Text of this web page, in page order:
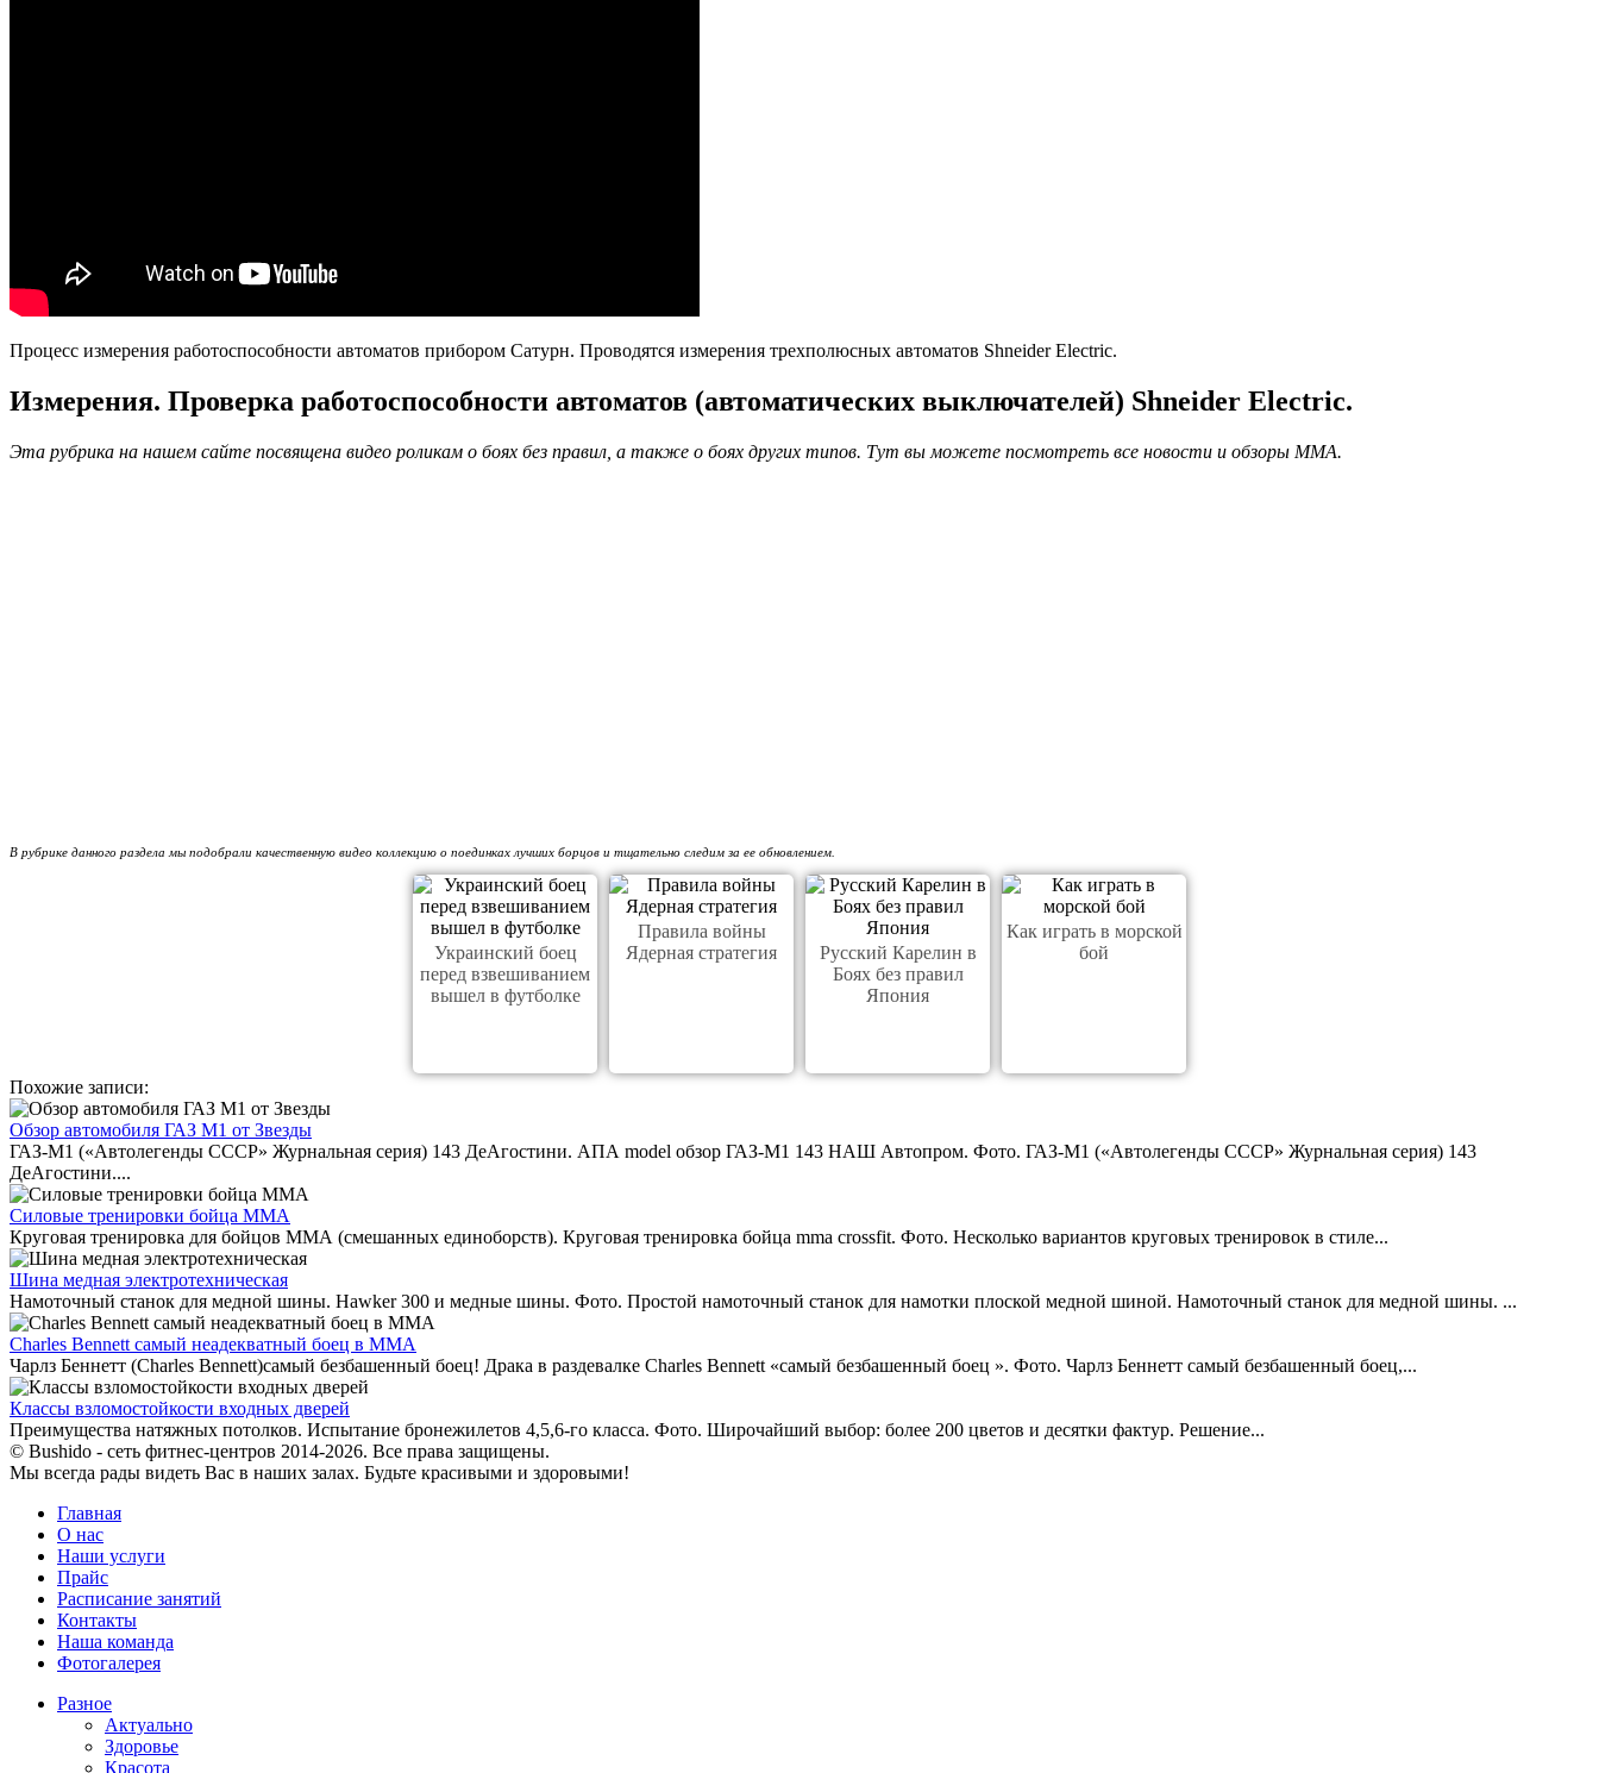
Процесс измерения работоспособности автоматов прибором Сатурн. Проводятся измерения трехполюсных автоматов Shneider Electric.
Измерения. Проверка работоспособности автоматов (автоматических выключателей) Shneider Electric.
Эта рубрика на нашем сайте посвящена видео роликам о боях без правил, а также о боях других типов. Тут вы можете посмотреть все новости и обзоры MMA.
В рубрике данного раздела мы подобрали качественную видео коллекцию о поединках лучших борцов и тщательно следим за ее обновлением.
Украинский боец
перед взвешиванием
вышел в футболке
Правила войны
Ядерная стратегия
Русский Карелин в
Боях без правил
Япония
Как играть в морской
бой
Похожие записи:
Обзор автомобиля ГАЗ М1 от Звезды
ГАЗ-М1 («Автолегенды СССР» Журнальная серия) 143 ДеАгостини. АПА model обзор ГАЗ-М1 143 НАШ Автопром. Фото. ГАЗ-М1 («Автолегенды СССР» Журнальная серия) 143
ДеАгостини....
Силовые тренировки бойца ММА
Круговая тренировка для бойцов ММА (смешанных единоборств). Круговая тренировка бойца mma crossfit. Фото. Несколько вариантов круговых тренировок в стиле...
Шина медная электротехническая
Намоточный станок для медной шины. Hawker 300 и медные шины. Фото. Простой намоточный станок для намотки плоской медной шиной. Намоточный станок для медной шины. ...
Charles Bennett самый неадекватный боец в MMA
Чарлз Беннетт (Charles Bennett)самый безбашенный боец! Драка в раздевалке Charles Bennett «самый безбашенный боец ». Фото. Чарлз Беннетт самый безбашенный боец,...
Классы взломостойкости входных дверей
Преимущества натяжных потолков. Испытание бронежилетов 4,5,6-го класса. Фото. Широчайший выбор: более 200 цветов и десятки фактур. Решение...
© Bushido - сеть фитнес-центров 2014-2026. Все права защищены.
Мы всегда рады видеть Вас в наших залах. Будьте красивыми и здоровыми!
Главная
О нас
Наши услуги
Прайс
Расписание занятий
Контакты
Наша команда
Фотогалерея
Разное
Актуально
Здоровье
Красота